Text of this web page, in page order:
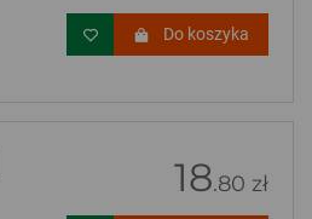
Do koszyka
18.80 zł